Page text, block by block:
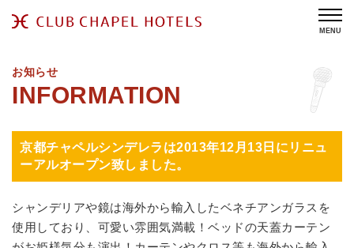
MENU
お知らせ
京都チャペルシンデレラは2013年12月13日にリニュ
ーアルオープン致しました。
シャンデリアや鏡は海外から輸入したベネチアンガラスを
使用しており、可愛い雰囲気満載！ベッドの天蓋カーテン